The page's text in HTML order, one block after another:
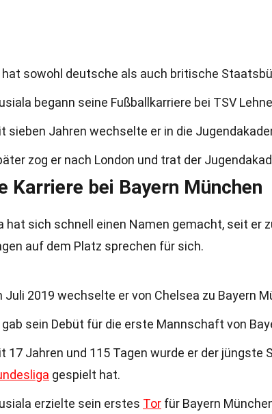
hat sowohl deutsche als auch britische
begann seine Fußballkarriere bei TSV
sieben Jahren wechselte er in die
zog er nach London und trat der
Karriere bei Bayern München
hat sich schnell einen Namen gemacht, seit er
auf dem Platz sprechen für sich.
Juli 2019 wechselte er von Chelsea zu Bayern
gab sein Debüt für die erste Mannschaft von
17 Jahren und 115 Tagen wurde er der jüngste
gespielt hat.
erzielte sein erstes Tor für Bayern